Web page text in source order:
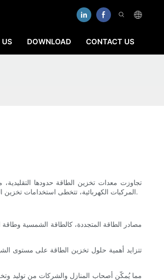
DOWNLOAD CONTACT US
تجاوزت معدات تخزين الطاقة حدودها
المركبات الكهربائية، تتخطى استخدامات تخزين الطاقة حدود المألوف. تتناول هذه المقالة بعضًا من أحدث تطبيقات معدات تخزين الطاقة، مُسلّطةً الضوء على كيفية تمهيد هذه التقنية الطريق لمستقبل أكثر استدامة وكفاءة.
مصادر الطاقة المتجددة، كالطاقة الشمسية
تتزايد أهمية حلول تخزين الطاقة على مستوى